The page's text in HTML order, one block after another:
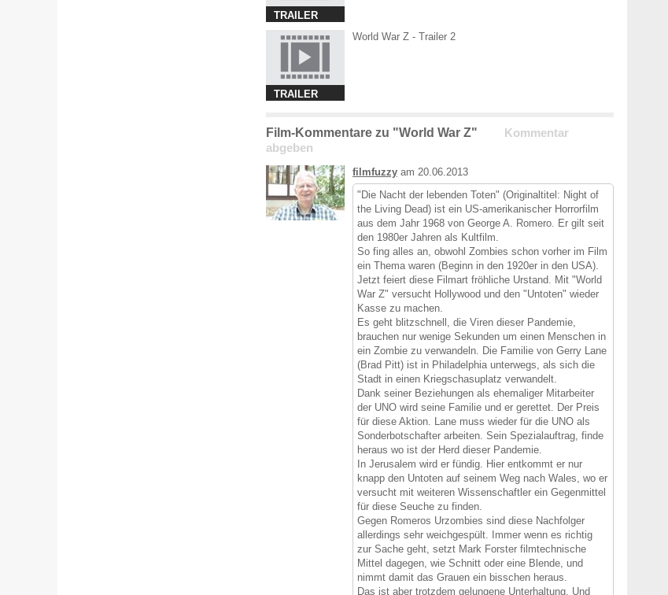
TRAILER
TRAILER
World War Z - Trailer 2
Film-Kommentare zu "World War Z"
Kommentar
abgeben
filmfuzzy am 20.06.2013
"Die Nacht der lebenden Toten" (Originaltitel: Night of
the Living Dead) ist ein US-amerikanischer Horrorfilm
aus dem Jahr 1968 von George A. Romero. Er gilt seit
den 1980er Jahren als Kultfilm.
So fing alles an, obwohl Zombies schon vorher im Film
ein Thema waren (Beginn in den 1920er in den USA).
Jetzt feiert diese Filmart fröhliche Urstand. Mit "World
War Z" versucht Hollywood und den "Untoten" wieder
Kasse zu machen.
Es geht blitzschnell, die Viren dieser Pandemie,
brauchen nur wenige Sekunden um einen Menschen in
ein Zombie zu verwandeln. Die Familie von Gerry Lane
(Brad Pitt) ist in Philadelphia unterwegs, als sich die
Stadt in einen Kriegschasuplatz verwandelt.
Dank seiner Beziehungen als ehemaliger Mitarbeiter
der UNO wird seine Familie und er gerettet. Der Preis
für diese Aktion. Lane muss wieder für die UNO als
Sonderbotschafter arbeiten. Sein Spezialauftrag, finde
heraus wo ist der Herd dieser Pandemie.
In Jerusalem wird er fündig. Hier entkommt er nur
knapp den Untoten auf seinem Weg nach Wales, wo er
versucht mit weiteren Wissenschaftler ein Gegenmittel
für diese Seuche zu finden.
Gegen Romeros Urzombies sind diese Nachfolger
allerdings sehr weichgespült. Immer wenn es richtig
zur Sache geht, setzt Mark Forster filmtechnische
Mittel dagegen, wie Schnitt oder eine Blende, und
nimmt damit das Grauen ein bisschen heraus.
Das ist aber trotzdem gelungene Unterhaltung. Und